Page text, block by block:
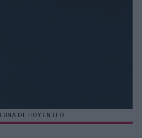
LUNA DE HOY EN LEO.